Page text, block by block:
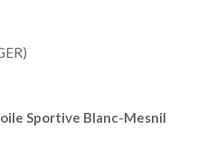
Sportive Blanc-Mesnil